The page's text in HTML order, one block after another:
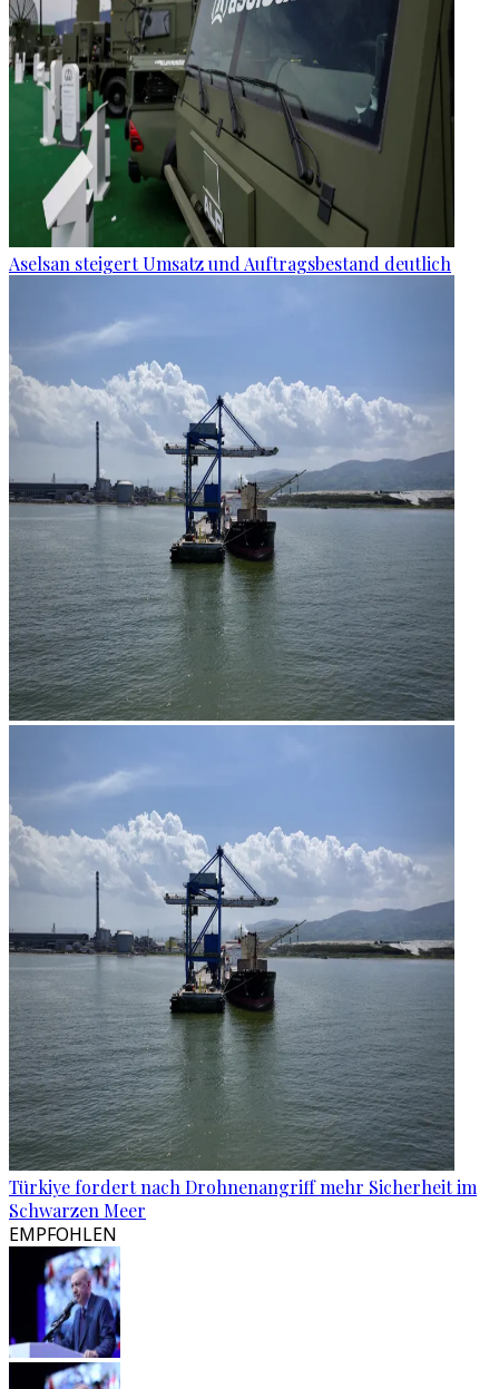
Aselsan steigert Umsatz und Auftragsbestand deutlich
Türkiye fordert nach Drohnenangriff mehr Sicherheit im
Schwarzen Meer
EMPFOHLEN